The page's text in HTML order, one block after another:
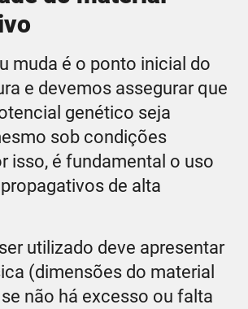
muda é o ponto inicial do
e devemos assegurar que
genético seja
sob condições
isso, é fundamental o uso
de alta
utilizado deve apresentar
(dimensões do material
não há excesso ou falta